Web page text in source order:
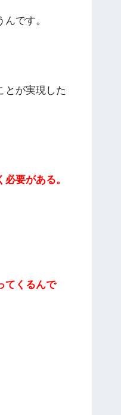
です。
とが実現した
要がある。
てくるんで